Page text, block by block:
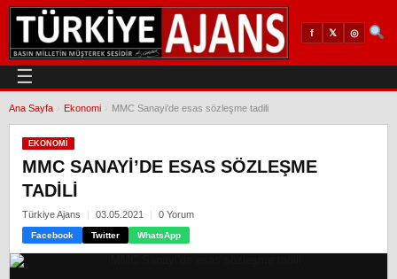
f 𝕏 ◎
☰
Ana Sayfa Ekonomi MMC Sanayi’de esas sözleşme tadili
EKONOMI
MMC SANAYI’DE ESAS SÖZLEŞME
TADILI
Türkiye Ajans 03.05.2021 0 Yorum
Facebook Twitter WhatsApp